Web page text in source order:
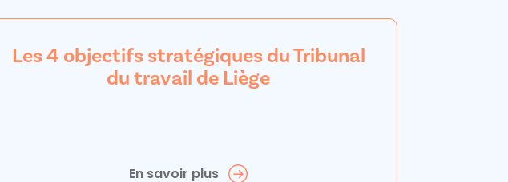
Les 4 objectifs stratégiques du Tribunal
du travail de Liège
En savoir plus